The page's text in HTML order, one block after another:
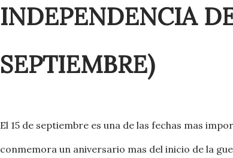
INDEPENDENCIA
SEPTIEMBRE)
El 15 de septiembre es una de las fechas mas
conmemora un aniversario mas del inicio de la